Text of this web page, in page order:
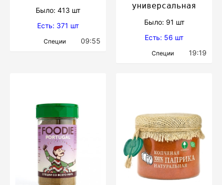
Было: 413 шт
Есть: 371 шт
Специи 09:55
универсальная
Было: 91 шт
Есть: 56 шт
Специи 19:19